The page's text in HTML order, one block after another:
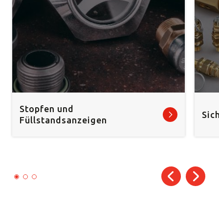
Stopfen und
Füllstandsanzeigen